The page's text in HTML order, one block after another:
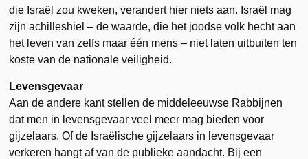
die Israël zou kweken, verandert hier niets aan. Israël mag
zijn achilleshiel – de waarde, die het joodse volk hecht aan
het leven van zelfs maar één mens – niet laten uitbuiten ten
koste van de nationale veiligheid.
Levensgevaar
Aan de andere kant stellen de middeleeuwse Rabbijnen
dat men in levensgevaar veel meer mag bieden voor
gijzelaars. Of de Israëlische gijzelaars in levensgevaar
verkeren hangt af van de publieke aandacht. Bij een